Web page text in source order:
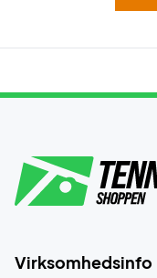
Virksomhedsinfo